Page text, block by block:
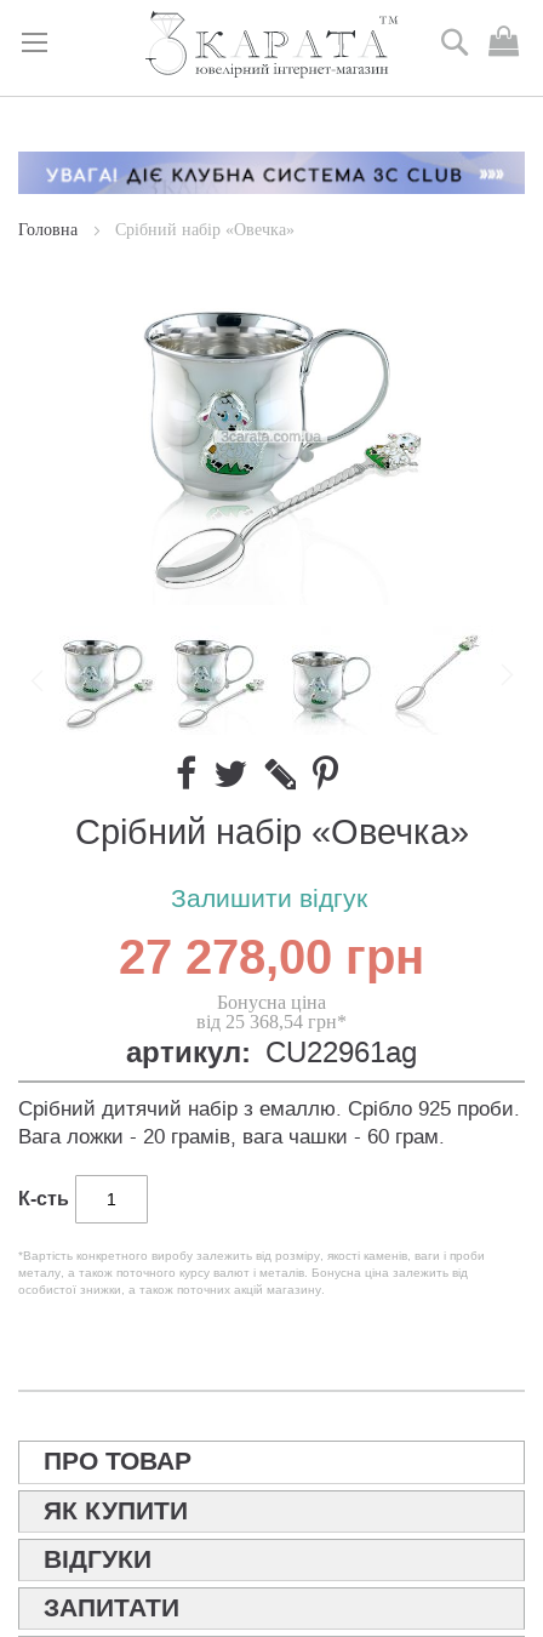
Skip
Content
Пошук
Головна Срібний набір «Овечка»
Срібний набір «Овечка»
Залишити відгук
27 278,00 грн
Бонусна ціна
від 25 368,54 грн*
артикул: CU22961ag
Срібний дитячий набір з емаллю. Срібло 925 проби.
Вага ложки - 20 грамів, вага чашки - 60 грам.
К-сть
*Вартість конкретного виробу залежить від розміру, якості каменів, ваги і проби
металу, а також поточного курсу валют і металів. Бонусна ціна залежить від
особистої знижки, а також поточних акцій магазину.
ПРО ТОВАР
ЯК КУПИТИ
ВІДГУКИ
ЗАПИТАТИ